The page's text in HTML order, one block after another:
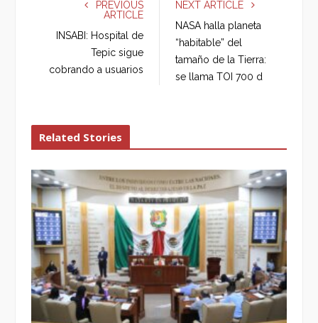
k
n
PREVIOUS
ARTICLE
INSABI: Hospital de
Tepic sigue
cobrando a usuarios
NEXT ARTICLE
NASA halla planeta
“habitable” del
tamaño de la Tierra:
se llama TOI 700 d
Related Stories